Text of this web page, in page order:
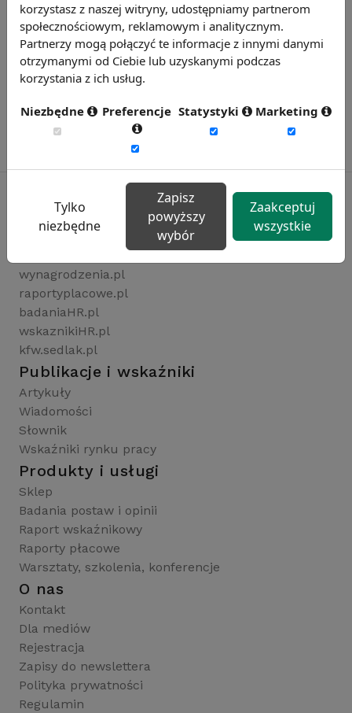
Rynekpracy.pl
wynagrodzenia.pl
raportyplacowe.pl
badaniaHR.pl
wskaznikiHR.pl
kfw.sedlak.pl
Publikacje i wskaźniki
Artykuły
Wiadomości
Słownik
Wskaźniki rynku pracy
Produkty i usługi
Sklep
Badania postaw i opinii
Raport wskaźnikowy
Raporty płacowe
Warsztaty, szkolenia, konferencje
O nas
Kontakt
Dla mediów
Rejestracja
Zapisy do newslettera
Polityka prywatności
Regulamin
korzystasz z naszej witryny, udostępniamy partnerom
społecznościowym, reklamowym i analitycznym.
Partnerzy mogą połączyć te informacje z innymi danymi
otrzymanymi od Ciebie lub uzyskanymi podczas
korzystania z ich usług.
Niezbędne Preferencje Statystyki Marketing
Tylko
niezbędne
Zapisz
powyższy
wybór
Zaakceptuj
wszystkie